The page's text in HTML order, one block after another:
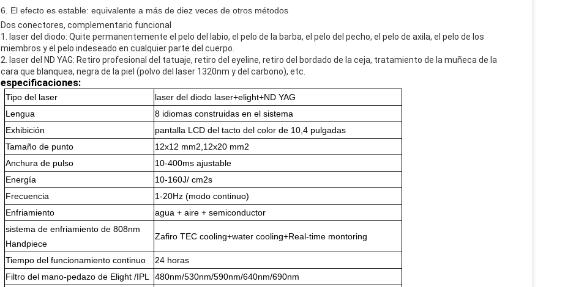
6. El efecto es estable: equivalente a más de diez veces de otros métodos
Dos conectores, complementario funcional
1. laser del diodo: Quite permanentemente el pelo del labio, el pelo de la barba, el pelo del pecho, el pelo de axila, el pelo de los
miembros y el pelo indeseado en cualquier parte del cuerpo.
2. laser del ND YAG: Retiro profesional del tatuaje, retiro del eyeline, retiro del bordado de la ceja, tratamiento de la muñeca de la
cara que blanquea, negra de la piel (polvo del laser 1320nm y del carbono), etc.
especificaciones:
Tipo del laser
laser del diodo laser+elight+ND YAG
Lengua
8 idiomas construidas en el sistema
Exhibición
pantalla LCD del tacto del color de 10,4 pulgadas
Tamaño de punto
12x12 mm2,12x20 mm2
Anchura de pulso
10-400ms ajustable
Energía
10-160J/ cm2s
Frecuencia
1-20Hz (modo continuo)
Enfriamiento
agua + aire + semiconductor
sistema de enfriamiento de 808nm
Handpiece
Zafiro TEC cooling+water cooling+Real-time montoring
Tiempo del funcionamiento continuo
24 horas
Filtro del mano-pedazo de Elight /IPL
480nm/530nm/590nm/640nm/690nm